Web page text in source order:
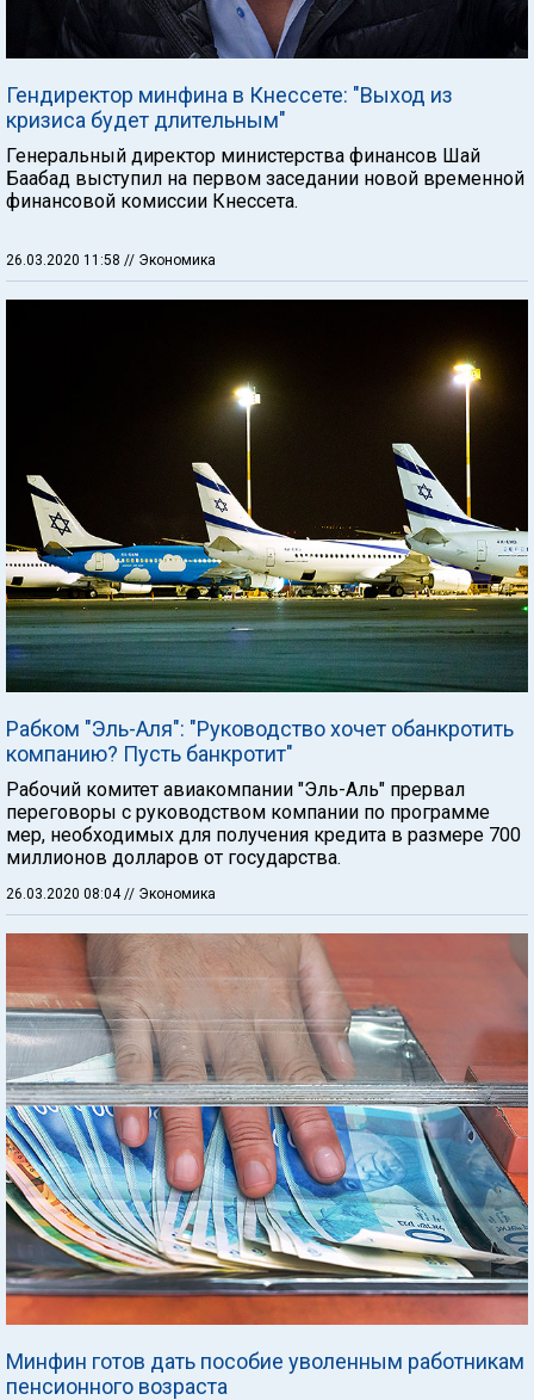
Гендиректор минфина в Кнессете: "Выход из
кризиса будет длительным"
Генеральный директор министерства финансов Шай
Баабад выступил на первом заседании новой временной
финансовой комиссии Кнессета.
26.03.2020 11:58 // Экономика
Рабком "Эль-Аля": "Руководство хочет обанкротить
компанию? Пусть банкротит"
Рабочий комитет авиакомпании "Эль-Аль" прервал
переговоры с руководством компании по программе
мер, необходимых для получения кредита в размере 700
миллионов долларов от государства.
26.03.2020 08:04 // Экономика
Минфин готов дать пособие уволенным работникам
пенсионного возраста